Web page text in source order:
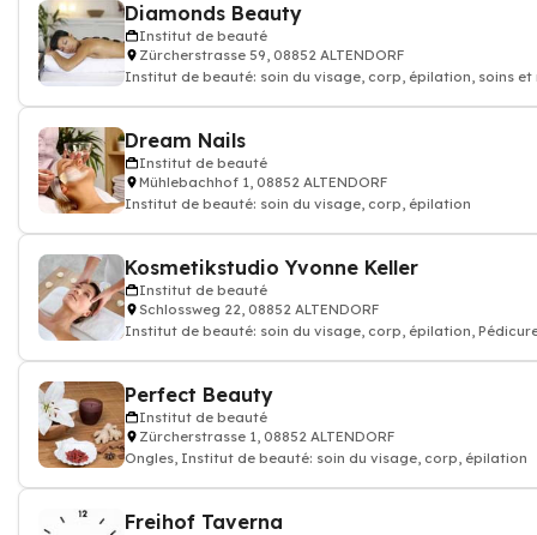
Diamonds Beauty
Institut de beauté
Zürcherstrasse 59, 08852 ALTENDORF
Institut de beauté: soin du visage, corp, épilation, soins et
Dream Nails
Institut de beauté
Mühlebachhof 1, 08852 ALTENDORF
Institut de beauté: soin du visage, corp, épilation
Kosmetikstudio Yvonne Keller
Institut de beauté
Schlossweg 22, 08852 ALTENDORF
Institut de beauté: soin du visage, corp, épilation,
Perfect Beauty
Institut de beauté
Zürcherstrasse 1, 08852 ALTENDORF
Ongles, Institut de beauté: soin du visage, corp, épilation
Freihof Taverna